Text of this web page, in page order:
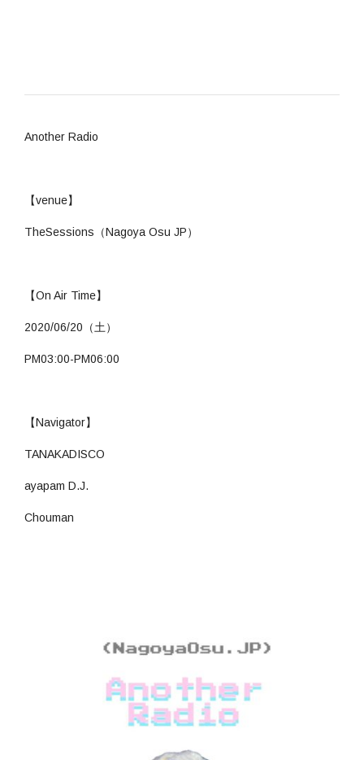
Another Radio
【venue】
TheSessions（Nagoya Osu JP）
【On Air Time】
2020/06/20（土）
PM03:00-PM06:00
【Navigator】
TANAKADISCO
ayapam D.J.
Chouman